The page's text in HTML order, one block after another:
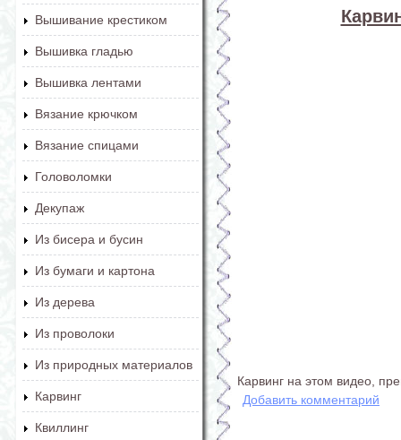
Вышивание крестиком
Вышивка гладью
Вышивка лентами
Вязание крючком
Вязание спицами
Головоломки
Декупаж
Из бисера и бусин
Из бумаги и картона
Из дерева
Из проволоки
Из природных материалов
Карвинг
Квиллинг
Карвинг на этом видео,
Добавить комментарий